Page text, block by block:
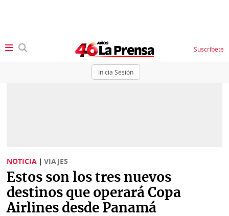
Inicia Sesión
Suscríbete
Sociedad
Judiciales
Política
Status
K
Vivir+
NOTICIA | VIAJES
Estos son los tres nuevos
destinos que operará Copa
Airlines desde Panamá